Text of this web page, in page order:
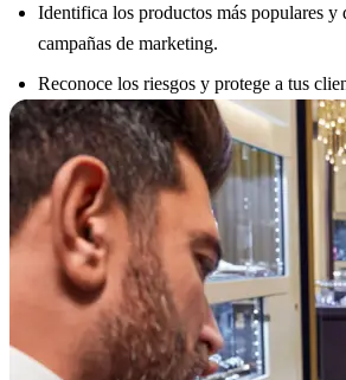
Identifica los productos más populares y
campañas de marketing.
Reconoce los riesgos y protege a tus